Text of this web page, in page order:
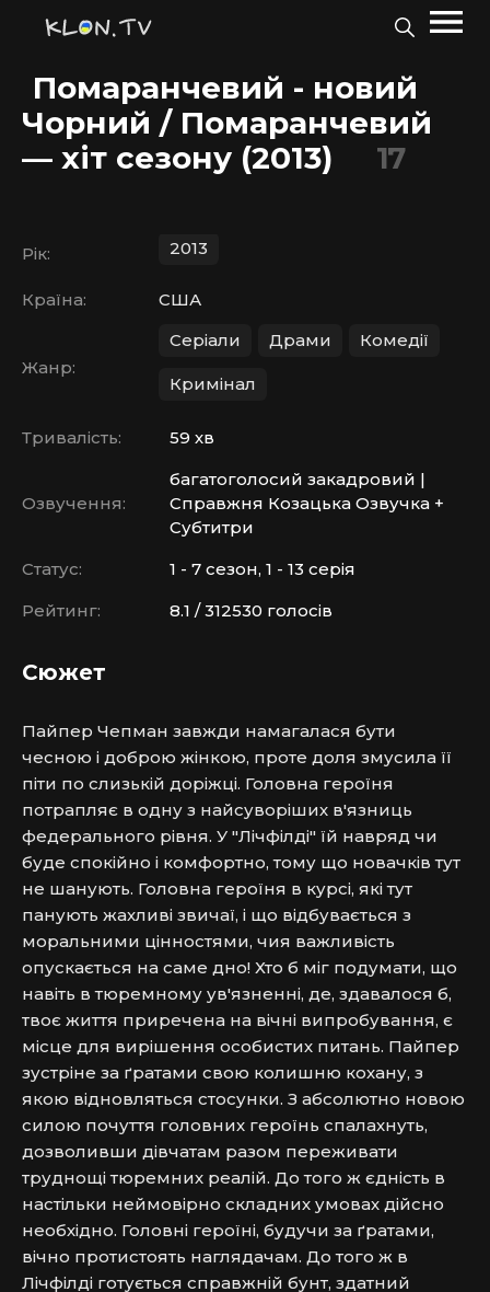
Помаранчевий - новий
Чорний / Помаранчевий
— хіт сезону (2013)
17
Рік: 2013
Країна: США
Жанр:
Серіали Драми Комедії
Кримінал
Тривалість: 59 хв
Озвучення:
багатоголосий закадровий |
Справжня Козацька Озвучка +
Субтитри
Статус:
1 - 7 сезон, 1 - 13 серія
Рейтинг:
8.1 / 312530 голосів
Сюжет
Пайпер Чепман завжди намагалася бути
чесною і доброю жінкою, проте доля змусила її
піти по слизькій доріжці. Головна героїня
потрапляє в одну з найсуворіших в'язниць
федерального рівня. У "Лічфілді" їй навряд чи
буде спокійно і комфортно, тому що новачків тут
не шанують. Головна героїня в курсі, які тут
панують жахливі звичаї, і що відбувається з
моральними цінностями, чия важливість
опускається на саме дно! Хто б міг подумати, що
навіть в тюремному ув'язненні, де, здавалося б,
твоє життя приречена на вічні випробування, є
місце для вирішення особистих питань. Пайпер
зустріне за ґратами свою колишню кохану, з
якою відновляться стосунки. З абсолютно новою
силою почуття головних героїнь спалахнуть,
дозволивши дівчатам разом переживати
труднощі тюремних реалій. До того ж єдність в
настільки неймовірно складних умовах дійсно
необхідно. Головні героїні, будучи за ґратами,
вічно протистоять наглядачам. До того ж в
Лічфілді готується справжній бунт, здатний